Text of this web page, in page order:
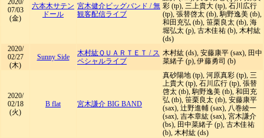
2020/
07/03
(金)
六本木サテン
ドール
宮木健介ビッグバンド /無
観客配信ライブ
彩 (tp), 三上貴大 (tp), 石川広行
(tp), 張替啓太 (tb), 駒野逸美 (tb),
和田充弘 (tb), 笹栗良太 (tb), 海
堀弘太 (p), 古木佳祐 (b), 木村紘
(ds)
2020/
02/27
(木)
Sunny Side 木村紘ＱＵＡＲＴＥＴ / ス
ペシャルライブ
木村紘 (ds), 安藤康平 (sax), 田中
菜緒子 (p), 伊藤勇司 (b)
2020/
02/18
(火)
B flat 宮木謙介 BIG BAND
真砂陽地 (tp), 河原真彩 (tp), 三
上貴大 (tp), 石川広行 (tp), 張替
啓太 (tb), 駒野逸美 (tb), 和田充
弘 (tb), 笹栗良太 (tb), 安藤康平
(sax), 辻野進輔 (sax), 八巻綾一
(sax), 吉本章紘 (sax), 宮木謙介
(bs), 田中菜緒子 (p), 古木佳祐
(b), 木村紘 (ds)